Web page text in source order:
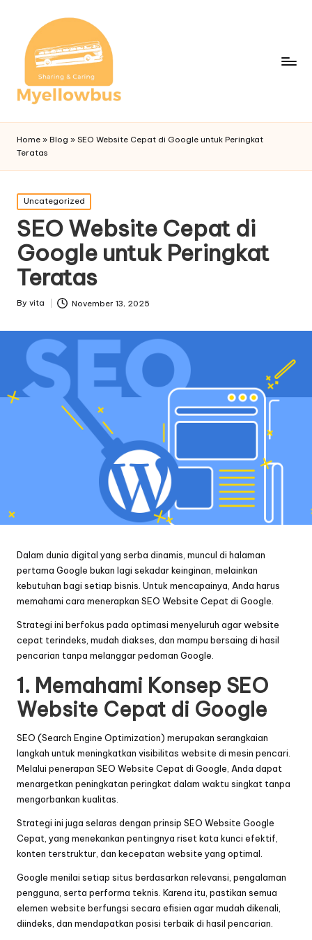
Home » Blog » SEO Website Cepat di Google untuk Peringkat
Teratas
Posted
in
Uncategorized
SEO Website Cepat di
Google untuk Peringkat
Teratas
Posted
By vita November 13, 2025
Dalam dunia digital yang serba dinamis, muncul di halaman
pertama Google bukan lagi sekadar keinginan, melainkan
kebutuhan bagi setiap bisnis. Untuk mencapainya, Anda harus
memahami cara menerapkan SEO Website Cepat di Google.
Strategi ini berfokus pada optimasi menyeluruh agar website
cepat terindeks, mudah diakses, dan mampu bersaing di hasil
pencarian tanpa melanggar pedoman Google.
1. Memahami Konsep SEO
Website Cepat di Google
SEO (Search Engine Optimization) merupakan serangkaian
langkah untuk meningkatkan visibilitas website di mesin pencari.
Melalui penerapan SEO Website Cepat di Google, Anda dapat
menargetkan peningkatan peringkat dalam waktu singkat tanpa
mengorbankan kualitas.
Strategi ini juga selaras dengan prinsip SEO Website Google
Cepat, yang menekankan pentingnya riset kata kunci efektif,
konten terstruktur, dan kecepatan website yang optimal.
Google menilai setiap situs berdasarkan relevansi, pengalaman
pengguna, serta performa teknis. Karena itu, pastikan semua
elemen website berfungsi secara efisien agar mudah dikenali,
diindeks, dan mendapatkan posisi terbaik di hasil pencarian.